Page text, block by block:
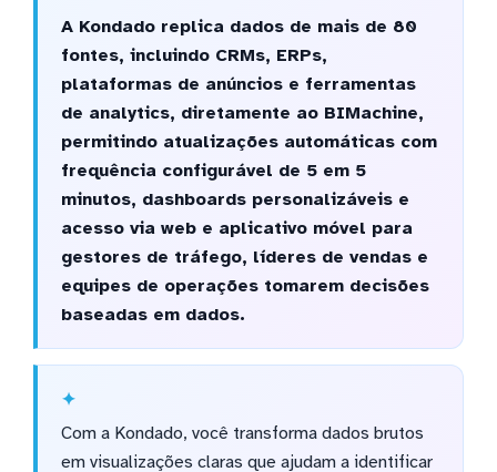
A Kondado replica dados de mais de 80
fontes, incluindo CRMs, ERPs,
plataformas de anúncios e ferramentas
de analytics, diretamente ao BIMachine,
permitindo atualizações automáticas com
frequência configurável de 5 em 5
minutos, dashboards personalizáveis e
acesso via web e aplicativo móvel para
gestores de tráfego, líderes de vendas e
equipes de operações tomarem decisões
baseadas em dados.
Com a Kondado, você transforma dados brutos
em visualizações claras que ajudam a identificar